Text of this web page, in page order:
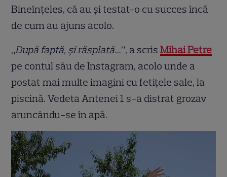
Bineînțeles, că au și testat-o cu succes încă
de cum au ajuns acolo.
„După faptă, și răsplată…”, a scrisMihai Petre
pe contul său de Instagram, acolo unde a
postat mai multe imagini cu fetițele sale, la
piscină. Vedeta Antenei 1 s-a distrat grozav
aruncându-se în apă.